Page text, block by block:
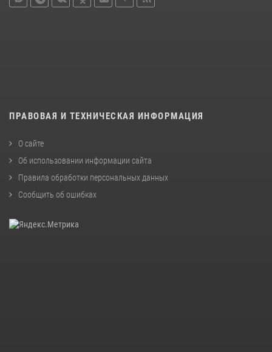
ПРАВОВАЯ И ТЕХНИЧЕСКАЯ ИНФОРМАЦИЯ
О сайте
Об использовании информации сайта
Правила обработки персональных данных
Сообщить об ошибках